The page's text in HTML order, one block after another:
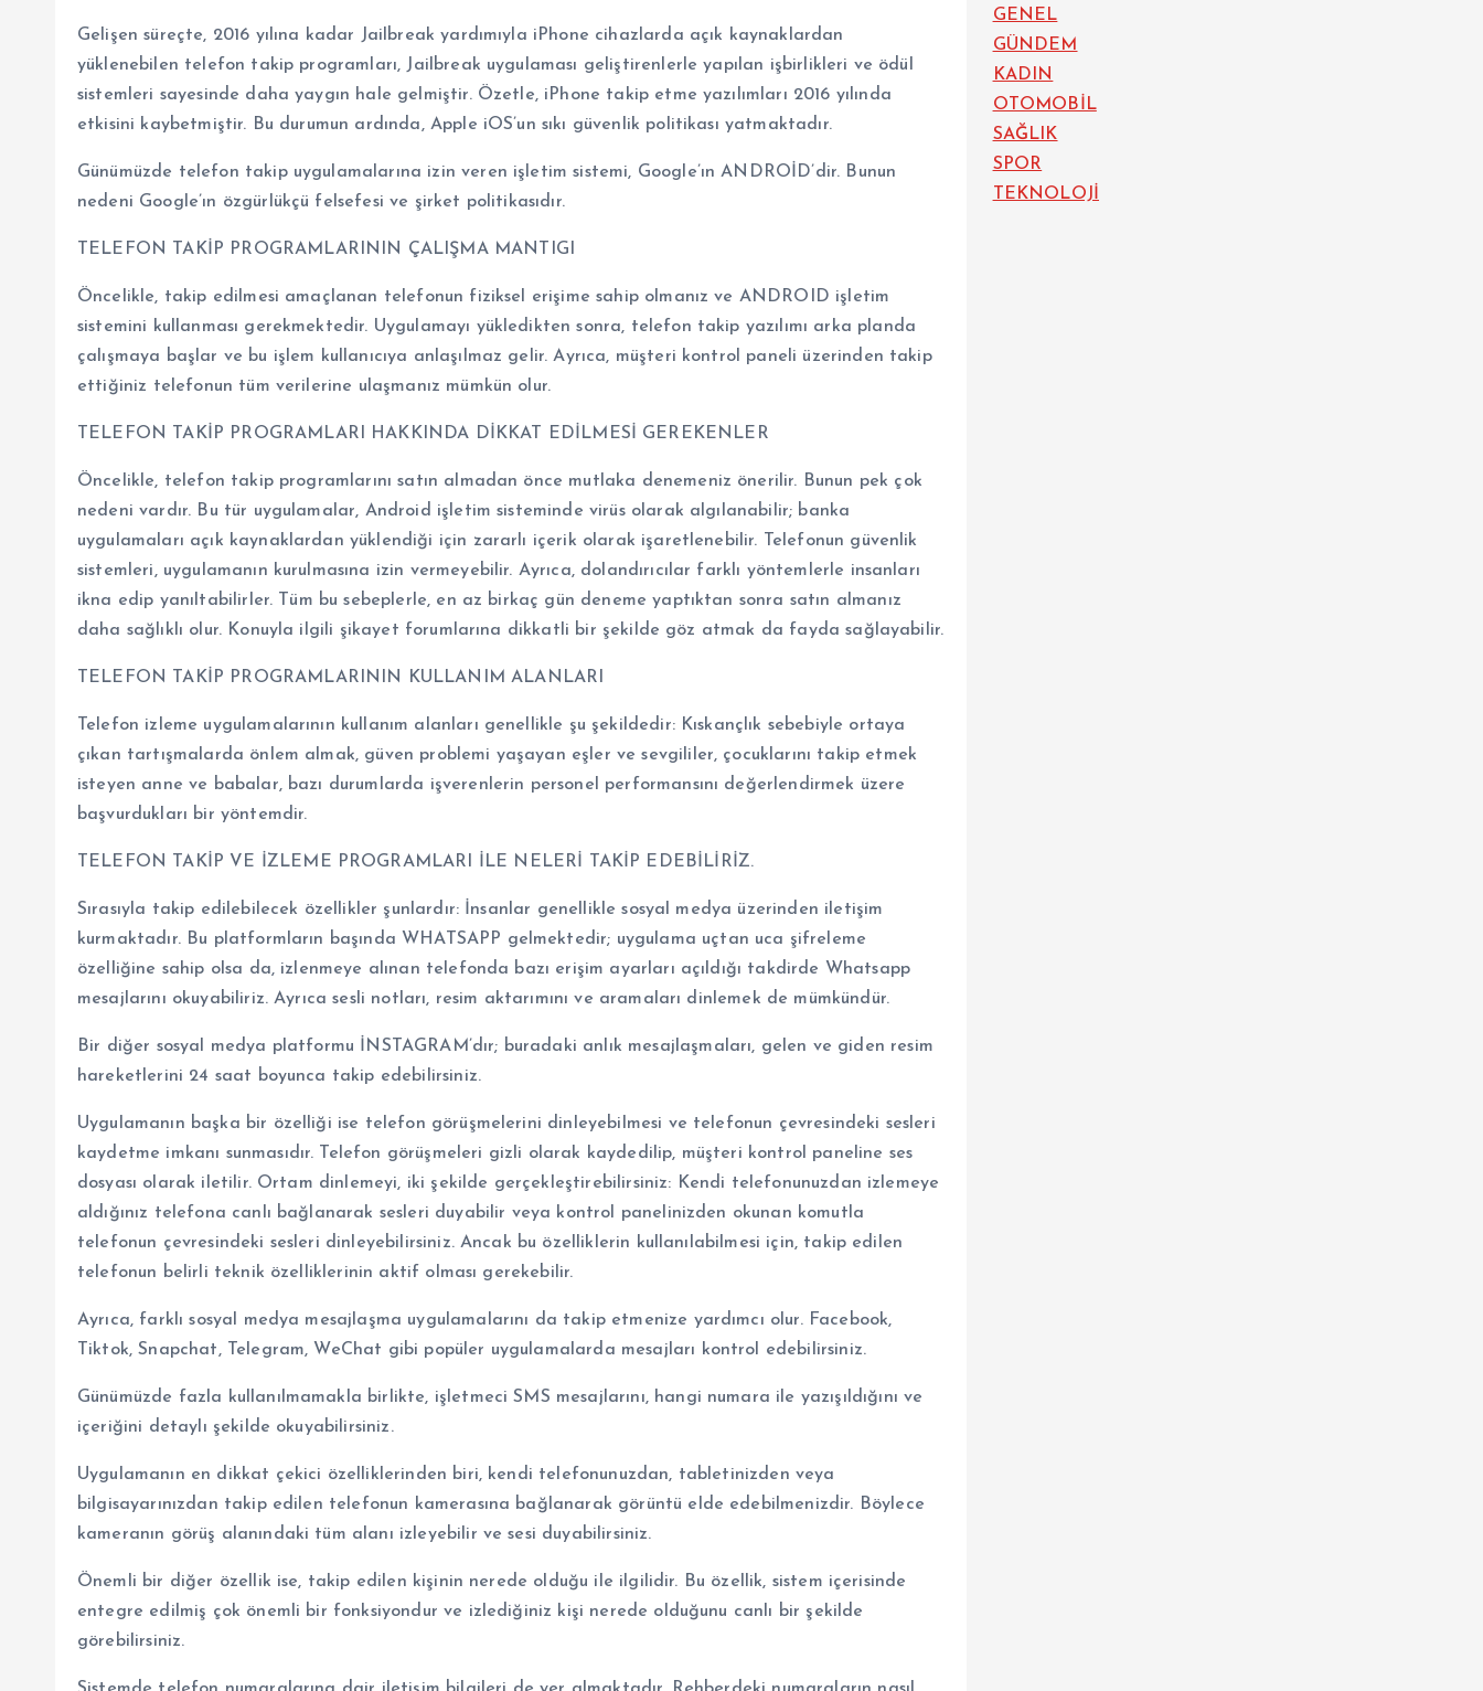
Gelişen süreçte, 2016 yılına kadar Jailbreak yardımıyla iPhone cihazlarda açık kaynaklardan
yüklenebilen telefon takip programları, Jailbreak uygulaması geliştirenlerle yapılan işbirlikleri ve ödül
sistemleri sayesinde daha yaygın hale gelmiştir. Özetle, iPhone takip etme yazılımları 2016 yılında
etkisini kaybetmiştir. Bu durumun ardında, Apple iOS’un sıkı güvenlik politikası yatmaktadır.
Günümüzde telefon takip uygulamalarına izin veren işletim sistemi, Google’ın ANDROİD’dir. Bunun
nedeni Google’ın özgürlükçü felsefesi ve şirket politikasıdır.
TELEFON TAKİP PROGRAMLARININ ÇALIŞMA MANTIGI
Öncelikle, takip edilmesi amaçlanan telefonun fiziksel erişime sahip olmanız ve ANDROID işletim
sistemini kullanması gerekmektedir. Uygulamayı yükledikten sonra, telefon takip yazılımı arka planda
çalışmaya başlar ve bu işlem kullanıcıya anlaşılmaz gelir. Ayrıca, müşteri kontrol paneli üzerinden takip
ettiğiniz telefonun tüm verilerine ulaşmanız mümkün olur.
TELEFON TAKİP PROGRAMLARI HAKKINDA DİKKAT EDİLMESİ GEREKENLER
Öncelikle, telefon takip programlarını satın almadan önce mutlaka denemeniz önerilir. Bunun pek çok
nedeni vardır. Bu tür uygulamalar, Android işletim sisteminde virüs olarak algılanabilir; banka
uygulamaları açık kaynaklardan yüklendiği için zararlı içerik olarak işaretlenebilir. Telefonun güvenlik
sistemleri, uygulamanın kurulmasına izin vermeyebilir. Ayrıca, dolandırıcılar farklı yöntemlerle insanları
ikna edip yanıltabilirler. Tüm bu sebeplerle, en az birkaç gün deneme yaptıktan sonra satın almanız
daha sağlıklı olur. Konuyla ilgili şikayet forumlarına dikkatli bir şekilde göz atmak da fayda sağlayabilir.
TELEFON TAKİP PROGRAMLARININ KULLANIM ALANLARI
Telefon izleme uygulamalarının kullanım alanları genellikle şu şekildedir: Kıskançlık sebebiyle ortaya
çıkan tartışmalarda önlem almak, güven problemi yaşayan eşler ve sevgililer, çocuklarını takip etmek
isteyen anne ve babalar, bazı durumlarda işverenlerin personel performansını değerlendirmek üzere
başvurdukları bir yöntemdir.
TELEFON TAKİP VE İZLEME PROGRAMLARI İLE NELERİ TAKİP EDEBİLİRİZ.
Sırasıyla takip edilebilecek özellikler şunlardır: İnsanlar genellikle sosyal medya üzerinden iletişim
kurmaktadır. Bu platformların başında WHATSAPP gelmektedir; uygulama uçtan uca şifreleme
özelliğine sahip olsa da, izlenmeye alınan telefonda bazı erişim ayarları açıldığı takdirde Whatsapp
mesajlarını okuyabiliriz. Ayrıca sesli notları, resim aktarımını ve aramaları dinlemek de mümkündür.
Bir diğer sosyal medya platformu İNSTAGRAM’dır; buradaki anlık mesajlaşmaları, gelen ve giden resim
hareketlerini 24 saat boyunca takip edebilirsiniz.
Uygulamanın başka bir özelliği ise telefon görüşmelerini dinleyebilmesi ve telefonun çevresindeki sesleri
kaydetme imkanı sunmasıdır. Telefon görüşmeleri gizli olarak kaydedilip, müşteri kontrol paneline ses
dosyası olarak iletilir. Ortam dinlemeyi, iki şekilde gerçekleştirebilirsiniz: Kendi telefonunuzdan izlemeye
aldığınız telefona canlı bağlanarak sesleri duyabilir veya kontrol panelinizden okunan komutla
telefonun çevresindeki sesleri dinleyebilirsiniz. Ancak bu özelliklerin kullanılabilmesi için, takip edilen
telefonun belirli teknik özelliklerinin aktif olması gerekebilir.
Ayrıca, farklı sosyal medya mesajlaşma uygulamalarını da takip etmenize yardımcı olur. Facebook,
Tiktok, Snapchat, Telegram, WeChat gibi popüler uygulamalarda mesajları kontrol edebilirsiniz.
Günümüzde fazla kullanılmamakla birlikte, işletmeci SMS mesajlarını, hangi numara ile yazışıldığını ve
içeriğini detaylı şekilde okuyabilirsiniz.
Uygulamanın en dikkat çekici özelliklerinden biri, kendi telefonunuzdan, tabletinizden veya
bilgisayarınızdan takip edilen telefonun kamerasına bağlanarak görüntü elde edebilmenizdir. Böylece
kameranın görüş alanındaki tüm alanı izleyebilir ve sesi duyabilirsiniz.
Önemli bir diğer özellik ise, takip edilen kişinin nerede olduğu ile ilgilidir. Bu özellik, sistem içerisinde
entegre edilmiş çok önemli bir fonksiyondur ve izlediğiniz kişi nerede olduğunu canlı bir şekilde
görebilirsiniz.
GENEL
GÜNDEM
KADIN
OTOMOBİL
SAĞLIK
SPOR
TEKNOLOJİ